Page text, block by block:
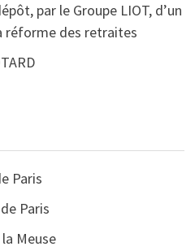
par le Groupe LIOT, d’un
réforme des retraites
Paris
Paris
Meuse